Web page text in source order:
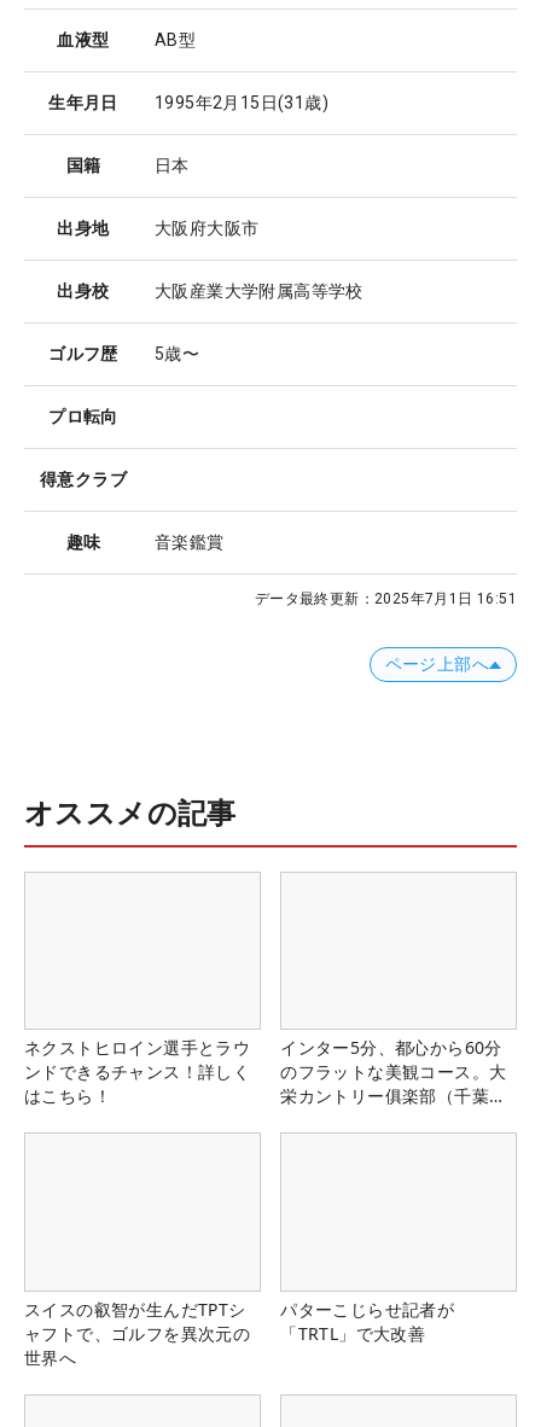
血液型 AB型
生年月日 1995年2月15日(31歳)
国籍 日本
出身地 大阪府大阪市
出身校 大阪産業大学附属高等学校
ゴルフ歴 5歳〜
プロ転向
得意クラブ
趣味 音楽鑑賞
データ最終更新： 2025年7月1日 16:51
ページ上部へ
オススメの記事
ネクストヒロイン選手とラウ
ンドできるチャンス！詳しく
はこちら！
インター5分、都心から60分
のフラットな美観コース。大
栄カントリー俱楽部（千葉
スイスの叡智が生んだTPTシ
ャフトで、ゴルフを異次元の
世界へ
パターこじらせ記者が
「TRTL」で大改善